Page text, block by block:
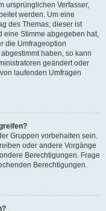
ursprünglichen Verfasser,
werden. Um eine
des Themas; dieser ist
eine Stimme abgegeben hat,
die Umfrageoption
haben, so kann
geändert oder
laufenden Umfragen
Gruppen vorbehalten sein.
oder andere Vorgänge
Berechtigungen. Frage
Berechtigungen.